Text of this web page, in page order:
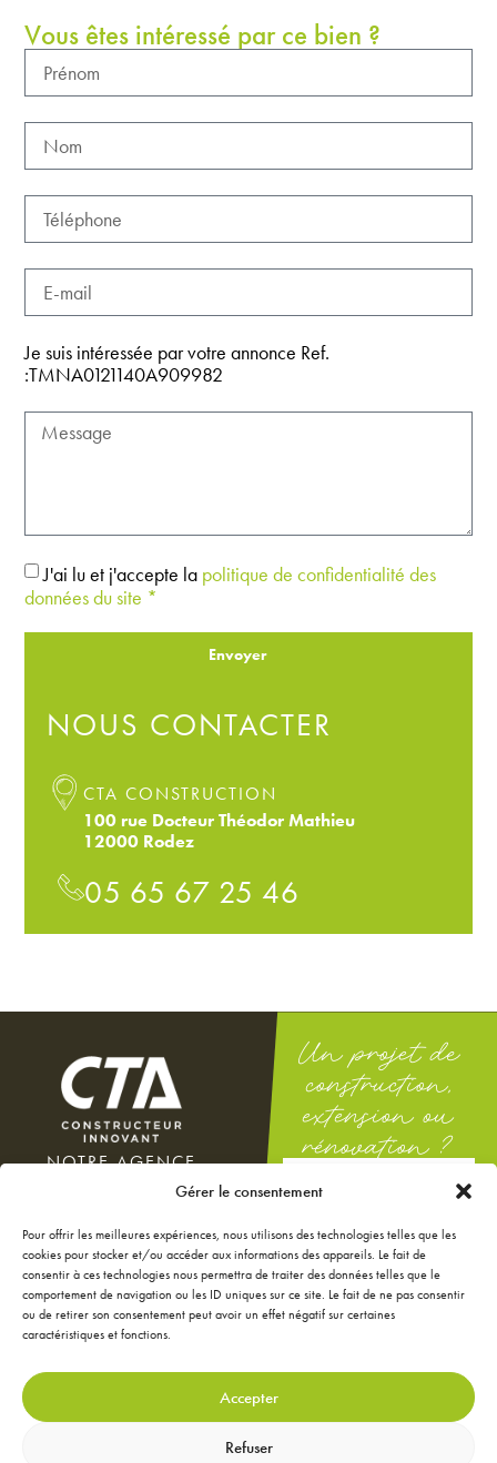
Gérer le consentement
Pour offrir les meilleures expériences, nous utilisons des technologies telles que les
cookies pour stocker et/ou accéder aux informations des appareils. Le fait de
consentir à ces technologies nous permettra de traiter des données telles que le
comportement de navigation ou les ID uniques sur ce site. Le fait de ne pas consentir
ou de retirer son consentement peut avoir un effet négatif sur certaines
caractéristiques et fonctions.
Accepter
Refuser
Vous êtes intéressé par ce bien ?
Je suis intéressée par votre annonce Ref.
:TMNA0121140A909982
J'ai lu et j'accepte la politique de confidentialité des
données du site *
Envoyer
NOUS CONTACTER
CTA CONSTRUCTION
100 rue Docteur Théodor Mathieu
12000 Rodez
05 65 67 25 46
NOS ANNONCES
JE CONFIGURE MA
CONTACTEZ-NOUS
NOTRE AGENCE
100 rue Docteur Théodor
12000 Rodez
Du lundi au vendredi : 8h-12h
/ 14h-18h
Le samedi : 9h-12h
Un projet de
construction,
extension ou
rénovation ?
DEMANDEZ
GRATUITE